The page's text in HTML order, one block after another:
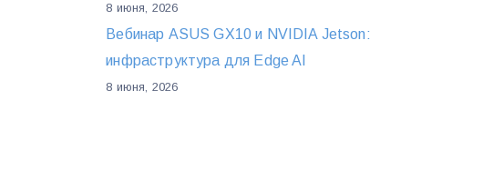
8 июня, 2026
Вебинар ASUS GX10 и NVIDIA Jetson:
инфраструктура для Edge AI
8 июня, 2026